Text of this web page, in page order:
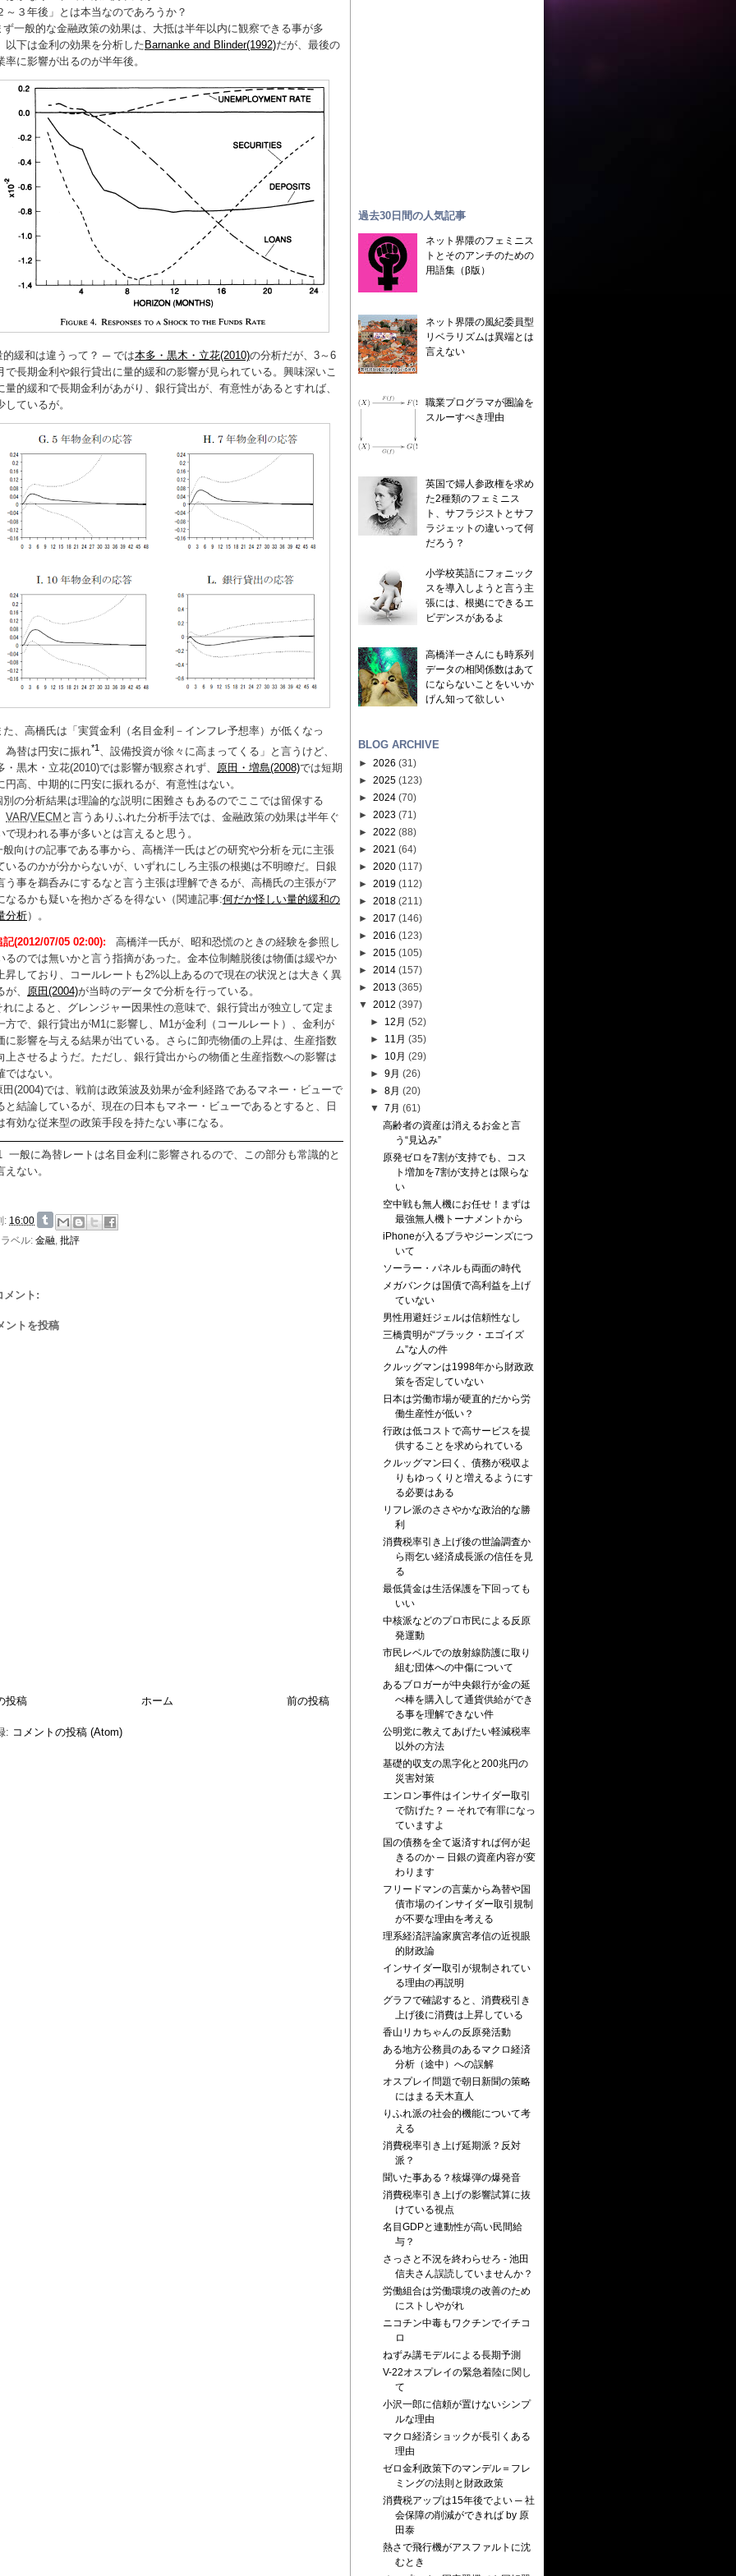
～３年後」とは本当なのであろうか？
ず一般的な金融政策の効果は、大抵は半年以内に観察できる事が多
以下は金利の効果を分析した Barnanke and Blinder(1992)だが、最後の
率に影響が出るのが半年後。
的緩和は違うって？ ─ では本多・黒木・立花(2010)の分析だが、3～6
で長期金利や銀行貸出に量的緩和の影響が見られている。興味深いこ
量的緩和で長期金利があがり、銀行貸出が、有意性があるとすれば、
しているが。
た、高橋氏は「実質金利（名目金利－インフレ予想率）が低くなっ
為替は円安に振れ*1 、設備投資が徐々に高まってくる」と言うけど、
・黒木・立花(2010)では影響が観察されず、 原田・増島(2008)では短期
円高、中期的に円安に振れるが、有意性はない。
別の分析結果は理論的な説明に困難さもあるのでここでは留保する
VAR/VECM と言うありふれた分析手法では、金融政策の効果は半年ぐ
で現われる事が多いとは言えると思う。
般向けの記事である事から、高橋洋一氏はどの研究や分析を元に主張
いるのかが分からないが、いずれにしろ主張の根拠は不明瞭だ。日銀
う事を鵜呑みにするなと言う主張は理解できるが、高橋氏の主張がア
なるかも疑いを抱かざるを得ない（関連記事:何だか怪しい量的緩和の
分析）。
記(2012/07/05 02:00):
高橋洋一氏が、昭和恐慌のときの経験を参照し
るのでは無いかと言う指摘があった。金本位制離脱後は物価は緩やか
昇しており、コールレートも2%以上あるので現在の状況とは大きく異
が、 原田(2004)が当時のデータで分析を行っている。
れによると、グレンジャー因果性の意味で、銀行貸出が独立して定ま
方で、銀行貸出がM1に影響し、M1が金利（コールレート）、金利が
に影響を与える結果が出ている。さらに卸売物価の上昇は、生産指数
上させるようだ。ただし、銀行貸出からの物価と生産指数への影響は
ではない。
田(2004)では、戦前は政策波及効果が金利経路であるマネー・ビューで
と結論しているが、現在の日本もマネー・ビューであるとすると、日
有効な従来型の政策手段を持たない事になる。
一般に為替レートは名目金利に影響されるので、この部分も常識的と
えない。
: 16:00
ラベル: 金融, 批評
メント:
ントを投稿
投稿 ホーム 前の投稿
: コメントの投稿 (Atom)
過去30日間の人気記事
ネット界隈のフェミニス
トとそのアンチのための
用語集（β版）
ネット界隈の風紀委員型
リベラリズムは異端とは
言えない
職業プログラマが圏論を
スルーすべき理由
英国で婦人参政権を求め
た2種類のフェミニス
ト、サフラジストとサフ
ラジェットの違いって何
だろう？
小学校英語にフォニック
スを導入しようと言う主
張には、根拠にできるエ
ビデンスがあるよ
高橋洋一さんにも時系列
データの相関係数はあて
にならないことをいいか
げん知って欲しい
BLOG ARCHIVE
► 2026 (31)
► 2025 (123)
► 2024 (70)
► 2023 (71)
► 2022 (88)
► 2021 (64)
► 2020 (117)
► 2019 (112)
► 2018 (211)
► 2017 (146)
► 2016 (123)
► 2015 (105)
► 2014 (157)
► 2013 (365)
▼ 2012 (397)
► 12月 (52)
► 11月 (35)
► 10月 (29)
►9月 (26)
►8月 (20)
▼ 7月 (61)
高齢者の資産は消えるお金と言
う“見込み”
原発ゼロを7割が支持でも、コス
ト増加を7割が支持とは限らな
い
空中戦も無人機にお任せ！まずは
最強無人機トーナメントから
iPhoneが入るブラやジーンズにつ
いて
ソーラー・パネルも両面の時代
メガバンクは国債で高利益を上げ
ていない
男性用避妊ジェルは信頼性なし
三橋貴明が“ブラック・エゴイズ
ム”な人の件
クルッグマンは1998年から財政政
策を否定していない
日本は労働市場が硬直的だから労
働生産性が低い？
行政は低コストで高サービスを提
供することを求められている
クルッグマン曰く、債務が税収よ
りもゆっくりと増えるようにす
る必要はある
リフレ派のささやかな政治的な勝
利
消費税率引き上げ後の世論調査か
ら雨乞い経済成長派の信任を見
る
最低賃金は生活保護を下回っても
いい
中核派などのプロ市民による反原
発運動
市民レベルでの放射線防護に取り
組む団体への中傷について
あるブロガーが中央銀行が金の延
べ棒を購入して通貨供給ができ
る事を理解できない件
公明党に教えてあげたい軽減税率
以外の方法
基礎的収支の黒字化と200兆円の
災害対策
エンロン事件はインサイダー取引
で防げた？ ─ それで有罪になっ
ていますよ
国の債務を全て返済すれば何が起
きるのか ─ 日銀の資産内容が変
わります
フリードマンの言葉から為替や国
債市場のインサイダー取引規制
が不要な理由を考える
理系経済評論家廣宮孝信の近視眼
的財政論
インサイダー取引が規制されてい
る理由の再説明
グラフで確認すると、消費税引き
上げ後に消費は上昇している
香山リカちゃんの反原発活動
ある地方公務員のあるマクロ経済
分析（途中）への誤解
オスプレイ問題で朝日新聞の策略
にはまる天木直人
りふれ派の社会的機能について考
える
消費税率引き上げ延期派？反対
派？
聞いた事ある？核爆弾の爆発音
消費税率引き上げの影響試算に抜
けている視点
名目GDPと連動性が高い民間給
与？
さっさと不況を終わらせろ - 池田
信夫さん誤読していませんか？
労働組合は労働環境の改善のため
にストしやがれ
ニコチン中毒もワクチンでイチコ
ロ
ねずみ講モデルによる長期予測
V-22オスプレイの緊急着陸に関し
て
小沢一郎に信頼が置けないシンプ
ルな理由
マクロ経済ショックが長引くある
理由
ゼロ金利政策下のマンデル＝フレ
ミングの法則と財政政策
消費税アップは15年後でよい ─ 社
会保障の削減ができれば by 原
田泰
熱さで飛行機がアスファルトに沈
むとき